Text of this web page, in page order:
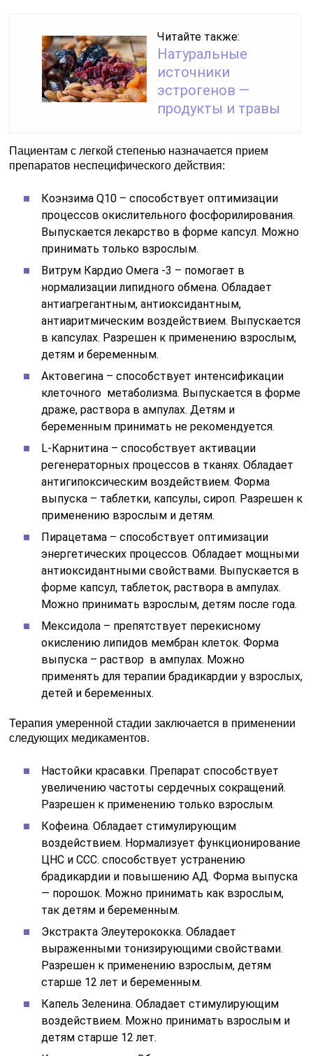
Читайте также:
Натуральные
источники
эстрогенов —
продукты и травы
Пациентам с легкой степенью назначается прием
препаратов неспецифического действия:
Коэнзима Q10 – способствует оптимизации
процессов окислительного фосфорилирования.
Выпускается лекарство в форме капсул. Можно
принимать только взрослым.
Витрум Кардио Омега -3 – помогает в
нормализации липидного обмена. Обладает
антиагрегантным, антиоксидантным,
антиаритмическим воздействием. Выпускается
в капсулах. Разрешен к применению взрослым,
детям и беременным.
Актовегина – способствует интенсификации
клеточного метаболизма. Выпускается в форме
драже, раствора в ампулах. Детям и
беременным принимать не рекомендуется.
L-Карнитина – способствует активации
регенераторных процессов в тканях. Обладает
антигипоксическим воздействием. Форма
выпуска – таблетки, капсулы, сироп. Разрешен к
применению взрослым и детям.
Пирацетама – способствует оптимизации
энергетических процессов. Обладает мощными
антиоксидантными свойствами. Выпускается в
форме капсул, таблеток, раствора в ампулах.
Можно принимать взрослым, детям после года.
Мексидола – препятствует перекисному
окислению липидов мембран клеток. Форма
выпуска – раствор в ампулах. Можно
применять для терапии брадикардии у взрослых,
детей и беременных.
Терапия умеренной стадии заключается в применении
следующих медикаментов.
Настойки красавки. Препарат способствует
увеличению частоты сердечных сокращений.
Разрешен к применению только взрослым.
Кофеина. Обладает стимулирующим
воздействием. Нормализует функционирование
ЦНС и ССС. способствует устранению
брадикардии и повышению АД. Форма выпуска
— порошок. Можно принимать как взрослым,
так детям и беременным.
Экстракта Элеутерококка. Обладает
выраженными тонизирующими свойствами.
Разрешен к применению взрослым, детям
старше 12 лет и беременным.
Капель Зеленина. Обладает стимулирующим
воздействием. Можно принимать взрослым и
детям старше 12 лет.